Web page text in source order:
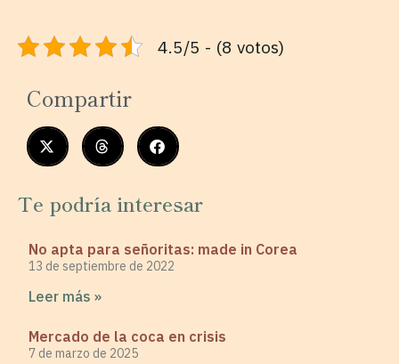
4.5/5 - (8 votos)
Compartir
Te podría interesar
No apta para señoritas: made in Corea
13 de septiembre de 2022
Leer más »
Mercado de la coca en crisis
7 de marzo de 2025